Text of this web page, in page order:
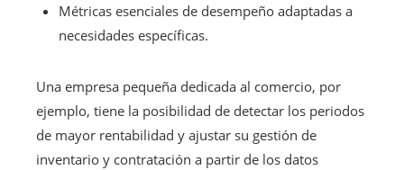
Métricas esenciales de desempeño adaptadas a
necesidades específicas.
Una empresa pequeña dedicada al comercio, por
ejemplo, tiene la posibilidad de detectar los periodos
de mayor rentabilidad y ajustar su gestión de
inventario y contratación a partir de los datos